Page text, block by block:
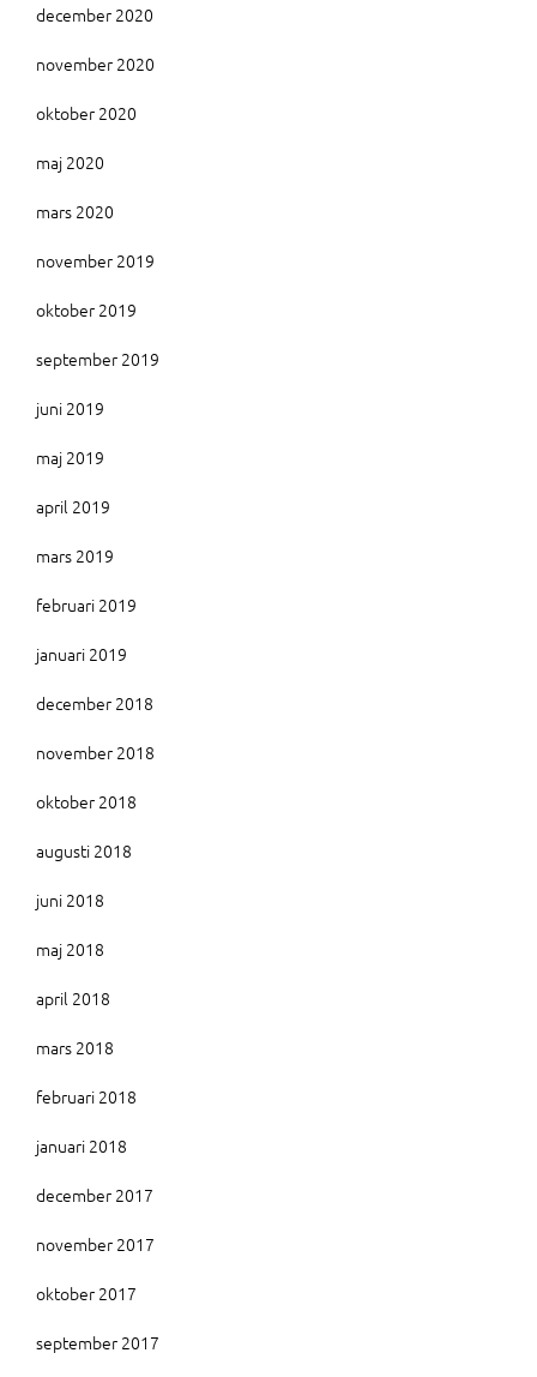
december 2020
november 2020
oktober 2020
maj 2020
mars 2020
november 2019
oktober 2019
september 2019
juni 2019
maj 2019
april 2019
mars 2019
februari 2019
januari 2019
december 2018
november 2018
oktober 2018
augusti 2018
juni 2018
maj 2018
april 2018
mars 2018
februari 2018
januari 2018
december 2017
november 2017
oktober 2017
september 2017